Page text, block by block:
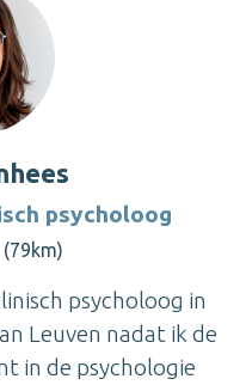
psycholoog
psycholoog in
Leuven nadat ik de
in de psychologie